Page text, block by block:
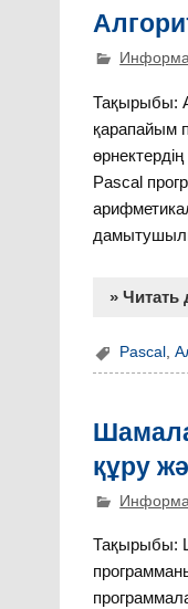
Тақырыбы:
қарапайым
Pascal
» Читать
Pascal ,
құру
Тақырыбы: